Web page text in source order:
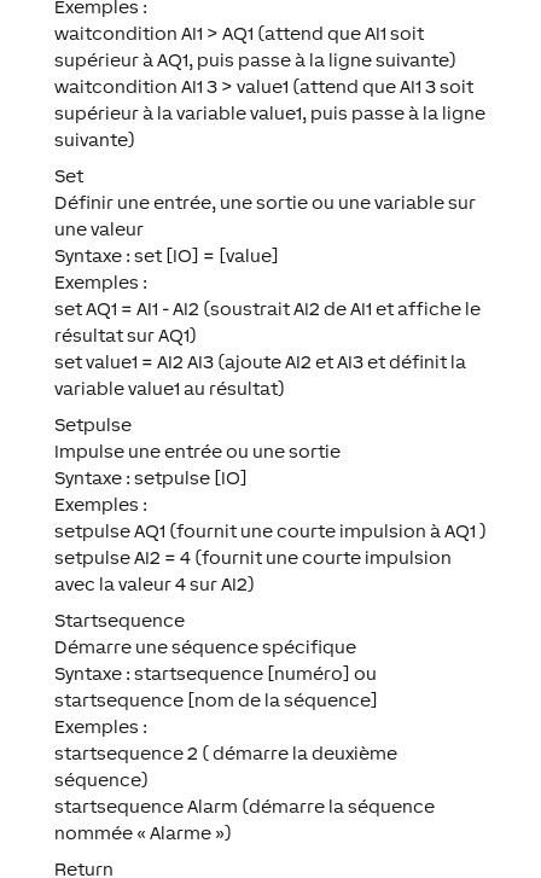
Exemples :
waitcondition AI1 > AQ1 (attend que AI1 soit
supérieur à AQ1, puis passe à la ligne suivante)
waitcondition AI1 3 > value1 (attend que AI1 3 soit
supérieur à la variable value1, puis passe à la ligne
suivante)
Set
Définir une entrée, une sortie ou une variable sur
une valeur
Syntaxe : set [IO] = [value]
Exemples :
set AQ1 = AI1 - AI2 (soustrait AI2 de AI1 et affiche le
résultat sur AQ1)
set value1 = AI2 AI3 (ajoute AI2 et AI3 et définit la
variable value1 au résultat)
Setpulse
Impulse une entrée ou une sortie
Syntaxe : setpulse [IO]
Exemples :
setpulse AQ1 (fournit une courte impulsion à AQ1 )
setpulse AI2 = 4 (fournit une courte impulsion
avec la valeur 4 sur AI2)
Startsequence
Démarre une séquence spécifique
Syntaxe : startsequence [numéro] ou
startsequence [nom de la séquence]
Exemples :
startsequence 2 ( démarre la deuxième
séquence)
startsequence Alarm (démarre la séquence
nommée « Alarme »)
Return